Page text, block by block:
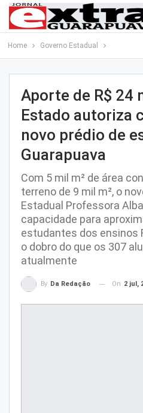
Home Governo Estadual
Aporte de R$ 24
Estado autoriza
novo prédio de
Guarapuava
Com 5 mil m² de área
terreno de 9 mil m², o
Estadual Professora
capacidade para
estudantes dos ensinos
o dobro do que os 307
atualmente
By Da Redação On 2 jul,